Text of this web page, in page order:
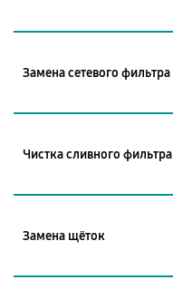
Замена сетевого фильтра
Чистка сливного фильтра
Замена щёток